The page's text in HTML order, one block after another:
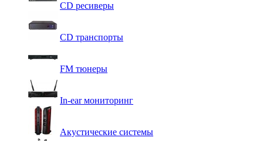
CD ресиверы
CD транспорты
FM тюнеры
In-ear мониторинг
Акустические системы